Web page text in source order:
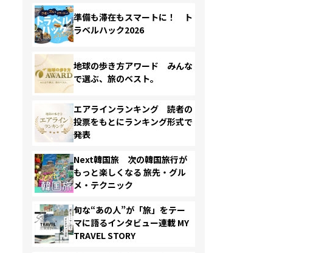
準備も滞在もスマートに！ ト
ラベルハック2026
地球の歩き方アワード みんな
で選ぶ、旅のベスト。
エアラインランキング 読者の
投票をもとにランキング形式で
発表
Next韓国旅 次の韓国旅行が
もっと楽しくなる 旅先・グル
メ・テクニック
旬な“あの人”が「旅」をテー
マに語るインタビュー連載 MY
TRAVEL STORY